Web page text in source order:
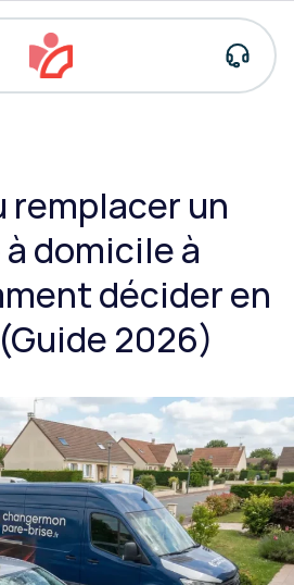
remplacer un
domicile à
décider en
2026)